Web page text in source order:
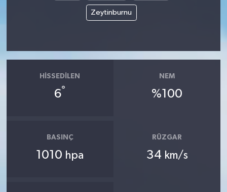
Zeytinburnu
HISSEDILEN
6°
NEM
%100
BASINÇ
1010 hpa
RÜZGAR
34 km/s